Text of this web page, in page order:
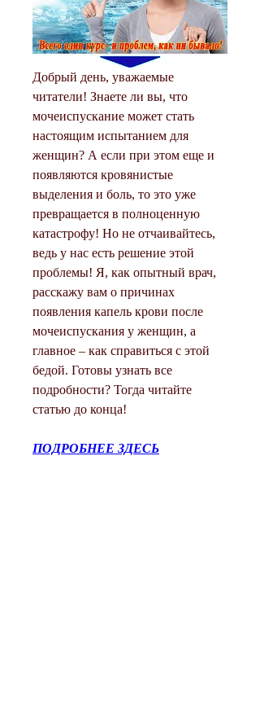
Добрый день, уважаемые
читатели! Знаете ли вы, что
мочеиспускание может стать
настоящим испытанием для
женщин? А если при этом еще и
появляются кровянистые
выделения и боль, то это уже
превращается в полноценную
катастрофу! Но не отчаивайтесь,
ведь у нас есть решение этой
проблемы! Я, как опытный врач,
расскажу вам о причинах
появления капель крови после
мочеиспускания у женщин, а
главное – как справиться с этой
бедой. Готовы узнать все
подробности? Тогда читайте
статью до конца!
ПОДРОБНЕЕ ЗДЕСЬ